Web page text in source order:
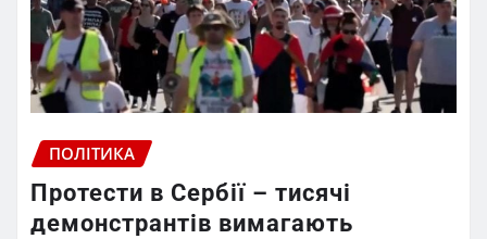
ПОЛІТИКА
Протести в Сербії – тисячі
демонстрантів вимагають